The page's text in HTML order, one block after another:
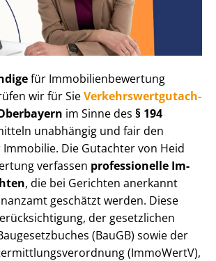
für Im­mo­bi­li­en­be­wer­tung
wir für SieVer­kehrs­wert­gut­ach­
im Sinne des § 194
unabhängig und fair den
Die Gutachter von Heid
verfassen professionelle Im­
, die bei Gerichten anerkannt
geschätzt werden. Diese
der gesetzlichen
(BauGB) sowie der
(ImmoWertV),